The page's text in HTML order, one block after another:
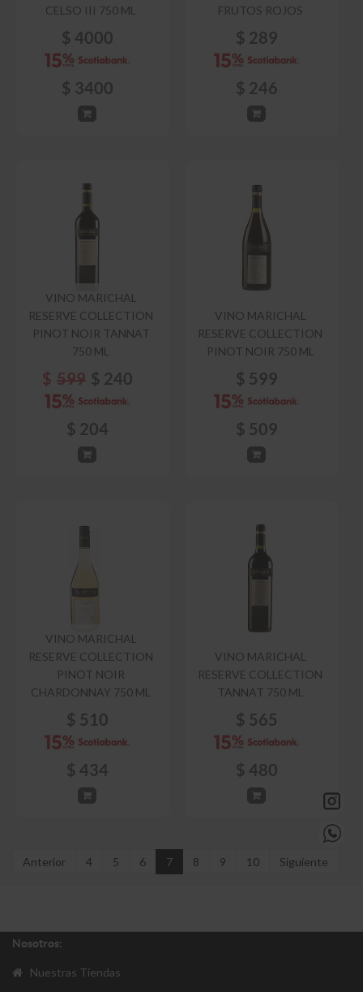
CELSO III 750 ML
$ 4000
$ 3400
FRUTOS ROJOS
$ 289
$ 246
VINO MARICHAL
RESERVE COLLECTION
PINOT NOIR TANNAT
750 ML
$ 599 $ 240
$ 204
VINO MARICHAL
RESERVE COLLECTION
PINOT NOIR 750 ML
$ 599
$ 509
VINO MARICHAL
RESERVE COLLECTION
PINOT NOIR
CHARDONNAY 750 ML
$ 510
$ 434
VINO MARICHAL
RESERVE COLLECTION
TANNAT 750 ML
$ 565
$ 480
Anterior 4 5 6 7 8 9 10 Siguiente
Nosotros:
Nuestras Tiendas